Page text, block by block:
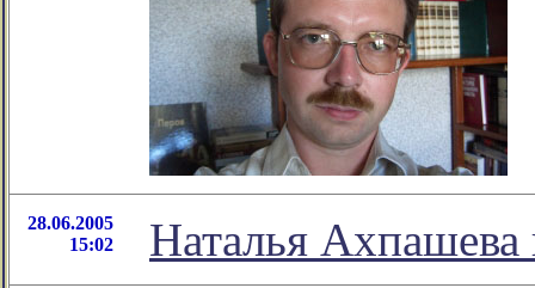
28.06.2005
15:02
Наталья Ахпашева